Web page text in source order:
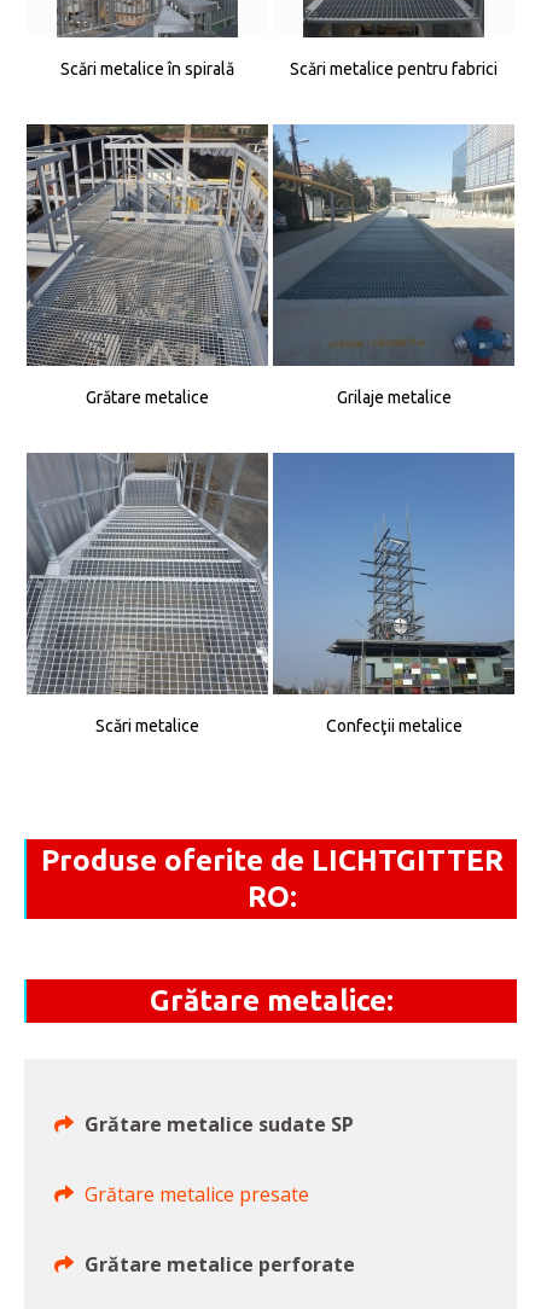
Scări metalice în spirală Scări metalice pentru fabrici
Grătare metalice Grilaje metalice
Scări metalice Confecţii metalice
Produse oferite de LICHTGITTER
RO:
Grătare metalice:
Grătare metalice sudate SP
Grătare metalice presate
Grătare metalice perforate